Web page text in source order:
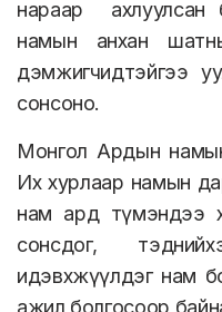
нараар
намын анхан
дэмжигчидтэйгээ
сонсоно.
Монгол Ардын
Их хурлаар намын
нам ард түмэндээ
сонсдог,
идэвхжүүлдэг нам